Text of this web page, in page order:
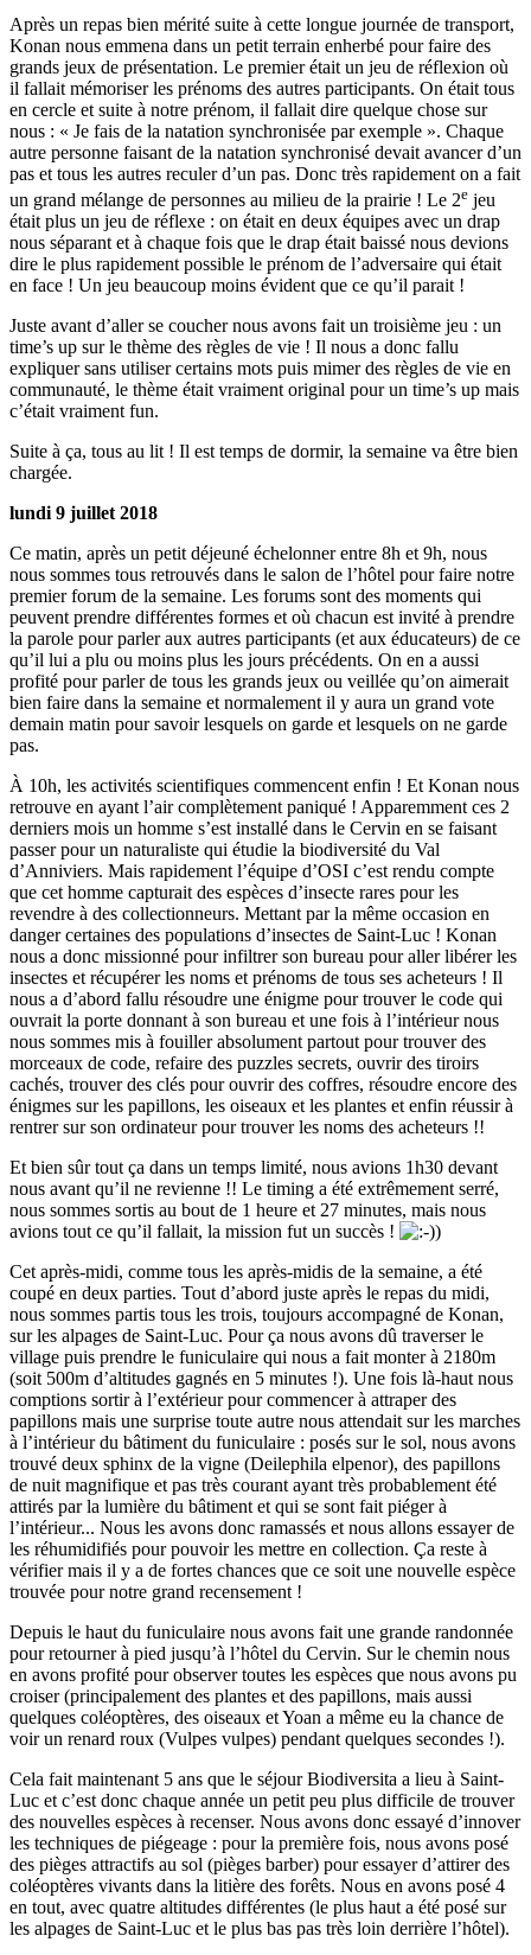
Après un repas bien mérité suite à cette longue journée de transport,
Konan nous emmena dans un petit terrain enherbé pour faire des
grands jeux de présentation. Le premier était un jeu de réflexion où
il fallait mémoriser les prénoms des autres participants. On était tous
en cercle et suite à notre prénom, il fallait dire quelque chose sur
nous : « Je fais de la natation synchronisée par exemple ». Chaque
autre personne faisant de la natation synchronisé devait avancer d’un
pas et tous les autres reculer d’un pas. Donc très rapidement on a fait
un grand mélange de personnes au milieu de la prairie ! Le 2e jeu
était plus un jeu de réflexe : on était en deux équipes avec un drap
nous séparant et à chaque fois que le drap était baissé nous devions
dire le plus rapidement possible le prénom de l’adversaire qui était
en face ! Un jeu beaucoup moins évident que ce qu’il parait !
Juste avant d’aller se coucher nous avons fait un troisième jeu : un
time’s up sur le thème des règles de vie ! Il nous a donc fallu
expliquer sans utiliser certains mots puis mimer des règles de vie en
communauté, le thème était vraiment original pour un time’s up mais
c’était vraiment fun.
Suite à ça, tous au lit ! Il est temps de dormir, la semaine va être bien
chargée.
lundi 9 juillet 2018
Ce matin, après un petit déjeuné échelonner entre 8h et 9h, nous
nous sommes tous retrouvés dans le salon de l’hôtel pour faire notre
premier forum de la semaine. Les forums sont des moments qui
peuvent prendre différentes formes et où chacun est invité à prendre
la parole pour parler aux autres participants (et aux éducateurs) de ce
qu’il lui a plu ou moins plus les jours précédents. On en a aussi
profité pour parler de tous les grands jeux ou veillée qu’on aimerait
bien faire dans la semaine et normalement il y aura un grand vote
demain matin pour savoir lesquels on garde et lesquels on ne garde
pas.
À 10h, les activités scientifiques commencent enfin ! Et Konan nous
retrouve en ayant l’air complètement paniqué ! Apparemment ces 2
derniers mois un homme s’est installé dans le Cervin en se faisant
passer pour un naturaliste qui étudie la biodiversité du Val
d’Anniviers. Mais rapidement l’équipe d’OSI c’est rendu compte
que cet homme capturait des espèces d’insecte rares pour les
revendre à des collectionneurs. Mettant par la même occasion en
danger certaines des populations d’insectes de Saint-Luc ! Konan
nous a donc missionné pour infiltrer son bureau pour aller libérer les
insectes et récupérer les noms et prénoms de tous ses acheteurs ! Il
nous a d’abord fallu résoudre une énigme pour trouver le code qui
ouvrait la porte donnant à son bureau et une fois à l’intérieur nous
nous sommes mis à fouiller absolument partout pour trouver des
morceaux de code, refaire des puzzles secrets, ouvrir des tiroirs
cachés, trouver des clés pour ouvrir des coffres, résoudre encore des
énigmes sur les papillons, les oiseaux et les plantes et enfin réussir à
rentrer sur son ordinateur pour trouver les noms des acheteurs !!
Et bien sûr tout ça dans un temps limité, nous avions 1h30 devant
nous avant qu’il ne revienne !! Le timing a été extrêmement serré,
nous sommes sortis au bout de 1 heure et 27 minutes, mais nous
avions tout ce qu’il fallait, la mission fut un succès !
Cet après-midi, comme tous les après-midis de la semaine, a été
coupé en deux parties. Tout d’abord juste après le repas du midi,
nous sommes partis tous les trois, toujours accompagné de Konan,
sur les alpages de Saint-Luc. Pour ça nous avons dû traverser le
village puis prendre le funiculaire qui nous a fait monter à 2180m
(soit 500m d’altitudes gagnés en 5 minutes !). Une fois là-haut nous
comptions sortir à l’extérieur pour commencer à attraper des
papillons mais une surprise toute autre nous attendait sur les marches
à l’intérieur du bâtiment du funiculaire : posés sur le sol, nous avons
trouvé deux sphinx de la vigne (Deilephila elpenor), des papillons
de nuit magnifique et pas très courant ayant très probablement été
attirés par la lumière du bâtiment et qui se sont fait piéger à
l’intérieur... Nous les avons donc ramassés et nous allons essayer de
les réhumidifiés pour pouvoir les mettre en collection. Ça reste à
vérifier mais il y a de fortes chances que ce soit une nouvelle espèce
trouvée pour notre grand recensement !
Depuis le haut du funiculaire nous avons fait une grande randonnée
pour retourner à pied jusqu’à l’hôtel du Cervin. Sur le chemin nous
en avons profité pour observer toutes les espèces que nous avons pu
croiser (principalement des plantes et des papillons, mais aussi
quelques coléoptères, des oiseaux et Yoan a même eu la chance de
voir un renard roux (Vulpes vulpes) pendant quelques secondes !).
Cela fait maintenant 5 ans que le séjour Biodiversita a lieu à Saint-
Luc et c’est donc chaque année un petit peu plus difficile de trouver
des nouvelles espèces à recenser. Nous avons donc essayé d’innover
les techniques de piégeage : pour la première fois, nous avons posé
des pièges attractifs au sol (pièges barber) pour essayer d’attirer des
coléoptères vivants dans la litière des forêts. Nous en avons posé 4
en tout, avec quatre altitudes différentes (le plus haut a été posé sur
les alpages de Saint-Luc et le plus bas pas très loin derrière l’hôtel).